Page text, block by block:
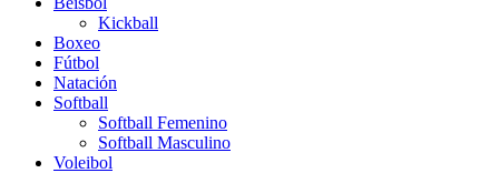
Kickball​
Boxeo
Fútbol
Natación​
Softball​
Softball​ Femenino
Softball​ Masculino
Voleibol​